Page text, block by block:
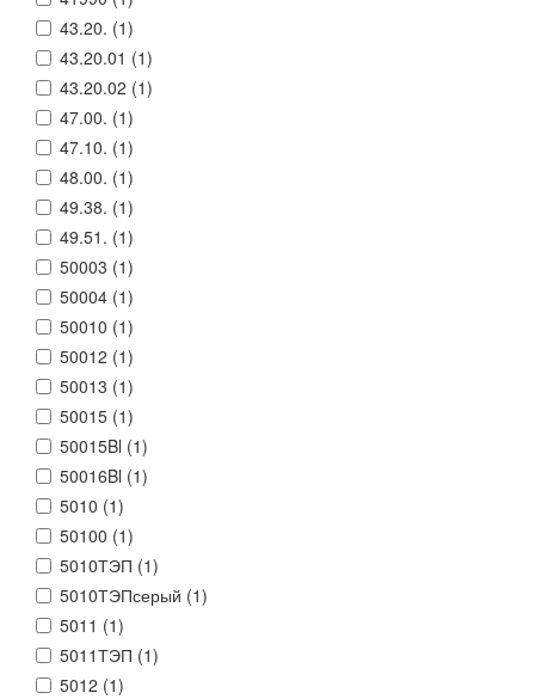
43.20. (1)
43.20.01 (1)
43.20.02 (1)
47.00. (1)
47.10. (1)
48.00. (1)
49.38. (1)
49.51. (1)
50003 (1)
50004 (1)
50010 (1)
50012 (1)
50013 (1)
50015 (1)
50015Bl (1)
50016Bl (1)
5010 (1)
50100 (1)
5010ТЭП (1)
5010ТЭПсерый (1)
5011 (1)
5011ТЭП (1)
5012 (1)